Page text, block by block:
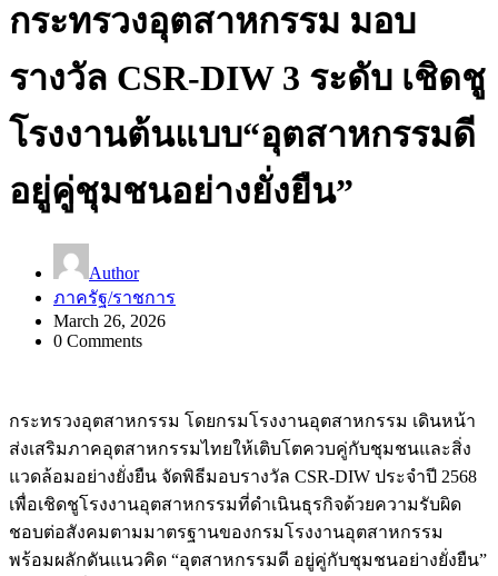
กระทรวงอุตสาหกรรม มอบ
รางวัล CSR-DIW 3 ระดับ เชิดชู
โรงงานต้นแบบ“อุตสาหกรรมดี
อยู่คู่ชุมชนอย่างยั่งยืน”
Author
ภาครัฐ/ราชการ
March 26, 2026
0 Comments
กระทรวงอุตสาหกรรม โดยกรมโรงงานอุตสาหกรรม เดินหน้า
ส่งเสริมภาคอุตสาหกรรมไทยให้เติบโตควบคู่กับชุมชนและสิ่ง
แวดล้อมอย่างยั่งยืน จัดพิธีมอบรางวัล CSR-DIW ประจำปี 2568
เพื่อเชิดชูโรงงานอุตสาหกรรมที่ดำเนินธุรกิจด้วยความรับผิด
ชอบต่อสังคมตามมาตรฐานของกรมโรงงานอุตสาหกรรม
พร้อมผลักดันแนวคิด “อุตสาหกรรมดี อยู่คู่กับชุมชนอย่างยั่งยืน”